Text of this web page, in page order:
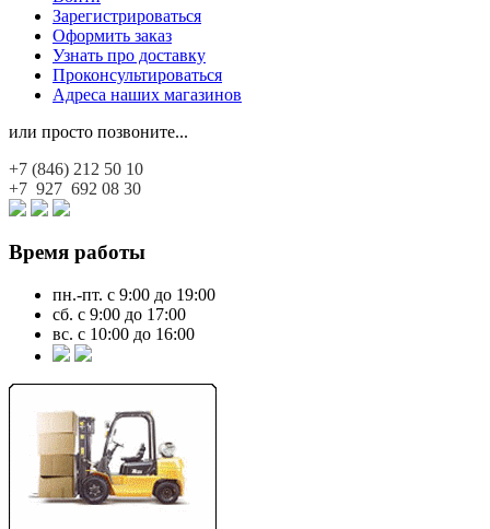
Зарегистрироваться
Оформить заказ
Узнать про доставку
Проконсультироваться
Адреса наших магазинов
или просто позвоните...
+7 (846) 212 50 10
+7 927 692 08 30
Время работы
пн.-пт. с 9:00 до 19:00
сб. с 9:00 до 17:00
вс. с 10:00 до 16:00